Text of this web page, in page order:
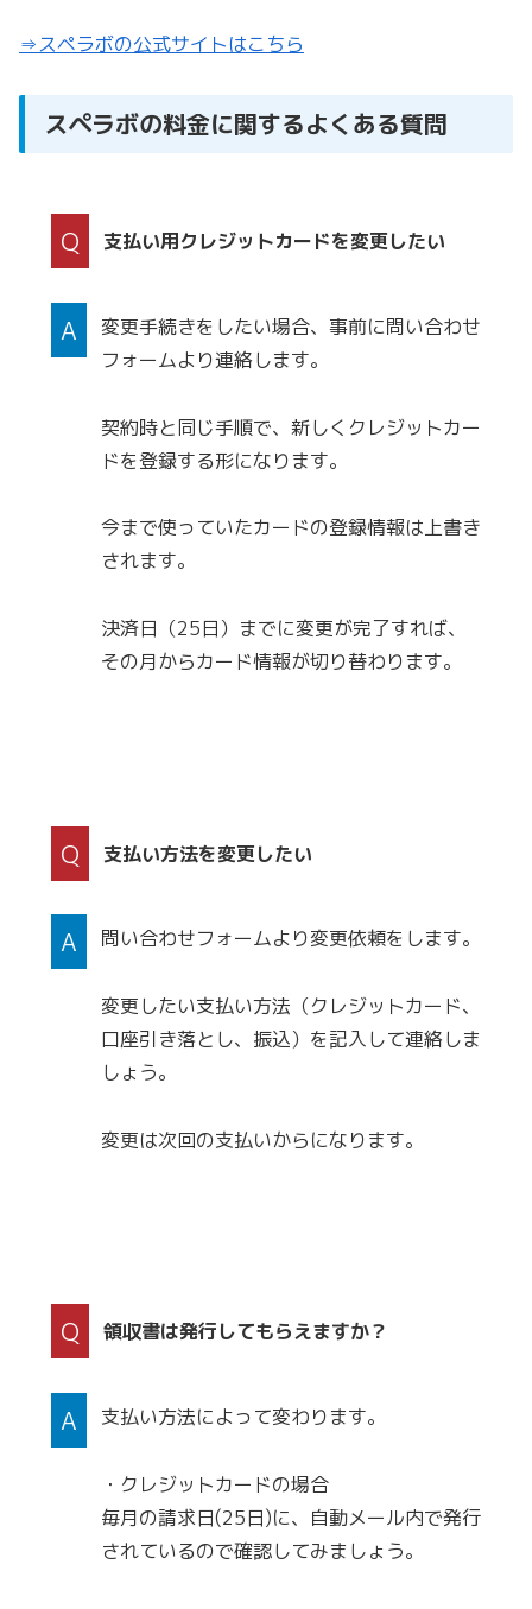
⇒スペラボの公式サイトはこちら
スペラボの料金に関するよくある質問
Q 支払い用クレジットカードを変更したい
A
変更手続きをしたい場合、事前に問い合わせ
フォームより連絡します。
契約時と同じ手順で、新しくクレジットカー
ドを登録する形になります。
今まで使っていたカードの登録情報は上書き
されます。
決済日（25日）までに変更が完了すれば、
その月からカード情報が切り替わります。
Q 支払い方法を変更したい
A 問い合わせフォームより変更依頼をします。
変更したい支払い方法（クレジットカード、
口座引き落とし、振込）を記入して連絡しま
しょう。
変更は次回の支払いからになります。
Q 領収書は発行してもらえますか？
A 支払い方法によって変わります。
・クレジットカードの場合
毎月の請求日(25日)に、自動メール内で発行
されているので確認してみましょう。